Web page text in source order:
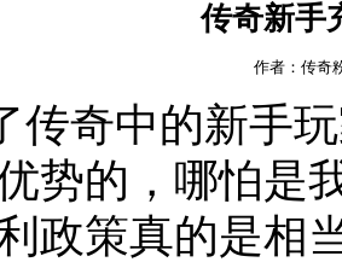
传奇新手
作者：传奇
传奇中的新手
势的，哪怕是
政策真的是相